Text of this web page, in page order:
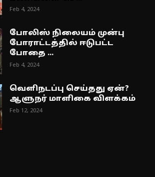
Feb 4, 2024
போலிஸ் நிலையம் முன்பு
போராட்டத்தில் ஈடுபட்ட
போதை ...
Feb 4, 2024
வெளிநடப்பு செய்தது ஏன்?
ஆளுநர் மாளிகை விளக்கம்
Feb 12, 2024